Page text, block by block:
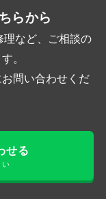
らから
理など、ご相談の
。
問い合わせくだ
せる
い